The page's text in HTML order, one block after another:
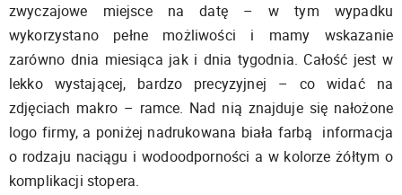
zwyczajowe miejsce na datę – w tym wypadku
wykorzystano pełne możliwości i mamy wskazanie
zarówno dnia miesiąca jak i dnia tygodnia. Całość jest w
lekko wystającej, bardzo precyzyjnej – co widać na
zdjęciach makro – ramce. Nad nią znajduje się nałożone
logo firmy, a poniżej nadrukowana biała farbą informacja
o rodzaju naciągu i wodoodporności a w kolorze żółtym o
komplikacji stopera.